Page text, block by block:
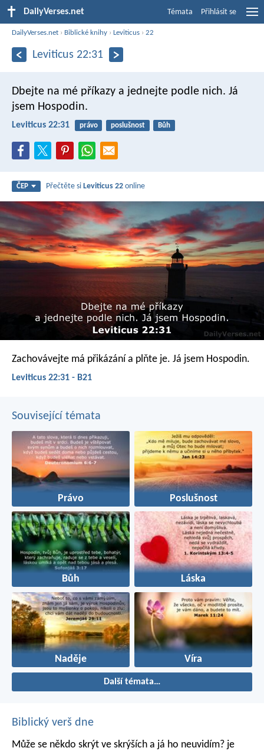
DailyVerses.net Témata Přihlásit se
DailyVerses.net › Biblické knihy ›Leviticus ›22
Leviticus 22:31
Dbejte na mé příkazy a jednejte podle nich. Já
jsem Hospodin.
Leviticus 22:31 právo poslušnost Bůh
ČEP Přečtěte siLeviticus 22 online
Zachovávejte má přikázání a plňte je. Já jsem Hospodin.
Leviticus 22:31 - B21
Související témata
Právo Poslušnost
Bůh Láska
Naděje Víra
Další témata…
Biblický verš dne
Může se někdo skrýt ve skrýších a já ho neuvidím? je